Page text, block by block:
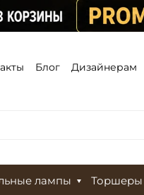
Блог Дизайнерам
лампы Торшеры